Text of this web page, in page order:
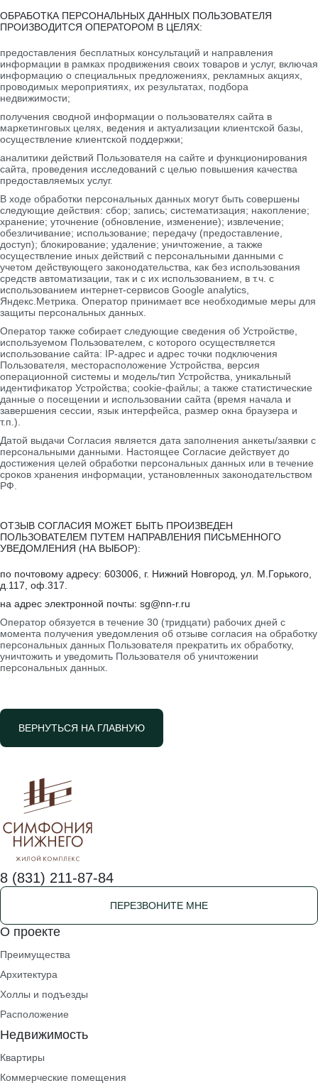
ОБРАБОТКА ПЕРСОНАЛЬНЫХ ДАННЫХ ПОЛЬЗОВАТЕЛЯ
ПРОИЗВОДИТСЯ ОПЕРАТОРОМ В ЦЕЛЯХ:
предоставления бесплатных консультаций и направления
информации в рамках продвижения своих товаров и услуг, включая
информацию о специальных предложениях, рекламных акциях,
проводимых мероприятиях, их результатах, подбора
недвижимости;
получения сводной информации о пользователях сайта в
маркетинговых целях, ведения и актуализации клиентской базы,
осуществление клиентской поддержки;
аналитики действий Пользователя на сайте и функционирования
сайта, проведения исследований с целью повышения качества
предоставляемых услуг.
В ходе обработки персональных данных могут быть совершены
следующие действия: сбор; запись; систематизация; накопление;
хранение; уточнение (обновление, изменение); извлечение;
обезличивание; использование; передачу (предоставление,
доступ); блокирование; удаление; уничтожение, а также
осуществление иных действий с персональными данными с
учетом действующего законодательства, как без использования
средств автоматизации, так и с их использованием, в т.ч. с
использованием интернет-сервисов Google analytics,
Яндекс.Метрика. Оператор принимает все необходимые меры для
защиты персональных данных.
Оператор также собирает следующие сведения об Устройстве,
используемом Пользователем, с которого осуществляется
использование сайта: IP-адрес и адрес точки подключения
Пользователя, месторасположение Устройства, версия
операционной системы и модель/тип Устройства, уникальный
идентификатор Устройства; cookie-файлы; а также статистические
данные о посещении и использовании сайта (время начала и
завершения сессии, язык интерфейса, размер окна браузера и
т.п.).
Датой выдачи Согласия является дата заполнения анкеты/заявки с
персональными данными. Настоящее Согласие действует до
достижения целей обработки персональных данных или в течение
сроков хранения информации, установленных законодательством
РФ.
ОТЗЫВ СОГЛАСИЯ МОЖЕТ БЫТЬ ПРОИЗВЕДЕН
ПОЛЬЗОВАТЕЛЕМ ПУТЕМ НАПРАВЛЕНИЯ ПИСЬМЕННОГО
УВЕДОМЛЕНИЯ (НА ВЫБОР):
по почтовому адресу: 603006, г. Нижний Новгород, ул. М.Горького,
д.117, оф.317.
на адрес электронной почты: sg@nn-r.ru
Оператор обязуется в течение 30 (тридцати) рабочих дней с
момента получения уведомления об отзыве согласия на обработку
персональных данных Пользователя прекратить их обработку,
уничтожить и уведомить Пользователя об уничтожении
персональных данных.
ВЕРНУТЬСЯ НА ГЛАВНУЮ
О проекте
Преимущества
Архитектура
Холлы и подъезды
Расположение
Недвижимость
Квартиры
Коммерческие помещения
8 (831) 211-87-84
ПЕРЕЗВОНИТЕ МНЕ